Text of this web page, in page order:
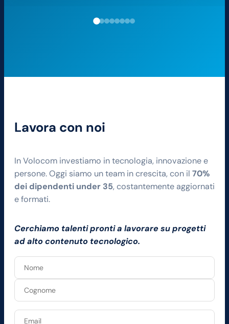
Lavora con noi
In Volocom investiamo in tecnologia, innovazione e
persone. Oggi siamo un team in crescita, con il 70%
dei dipendenti under 35, costantemente aggiornati
e formati.
Cerchiamo talenti pronti a lavorare su progetti
ad alto contenuto tecnologico.